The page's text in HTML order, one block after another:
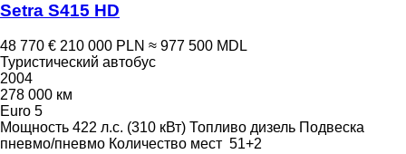
Setra S415 HD
48 770 € 210 000 PLN ≈ 977 500 MDL
Туристический автобус
2004
278 000 км
Euro 5
Мощность 422 л.с. (310 кВт) Топливо дизель Подвеска
пневмо/пневмо Количество мест 51+2